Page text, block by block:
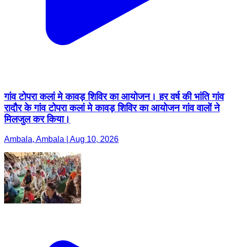
गांव टोपरा कलां मे कावड़ शिविर का आयोजन। हर वर्ष की भांति गांव
रादौर के गांव टोपरा कलां मे कावड़ शिविर का आयोजन गांव वालों ने
मिलजुल कर किया।
Ambala, Ambala | Aug 10, 2026